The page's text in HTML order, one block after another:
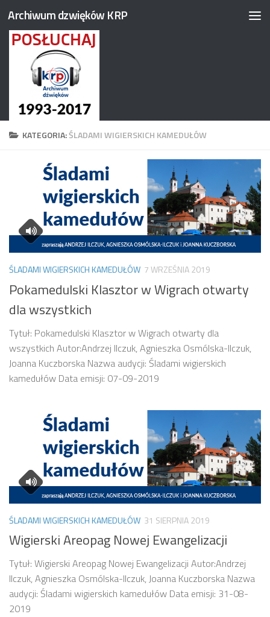
Przejdź do treści
Archiwum dzwięków KRP
KATEGORIA:ŚLADAMI WIGIERSKICH KAMEDUŁÓW
ŚLADAMI WIGIERSKICH KAMEDUŁÓW 7 WRZEŚNIA 2019
Pokamedulski Klasztor w Wigrach otwarty
dla wszystkich
Tytuł: Pokamedulski Klasztor w Wigrach otwarty dla
wszystkich Autor:Andrzej Ilczuk, Agnieszka Osmólska-Ilczuk,
Joanna Kuczborska Nazwa audycji: Śladami wigierskich
kamedułów Data emisji: 07-09-2019
ŚLADAMI WIGIERSKICH KAMEDUŁÓW 31 SIERPNIA 2019
Wigierski Areopag Nowej Ewangelizacji
Tytuł: Wigierski Areopag Nowej Ewangelizacji Autor:Andrzej
Ilczuk, Agnieszka Osmólska-Ilczuk, Joanna Kuczborska Nazwa
audycji: Śladami wigierskich kamedułów Data emisji: 31-08-
2019